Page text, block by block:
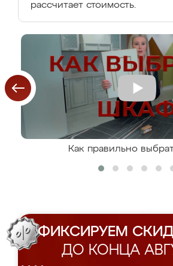
рассчитает стоимость.
Как правильно
ФИКСИРУЕМ
ДО КОНЦА